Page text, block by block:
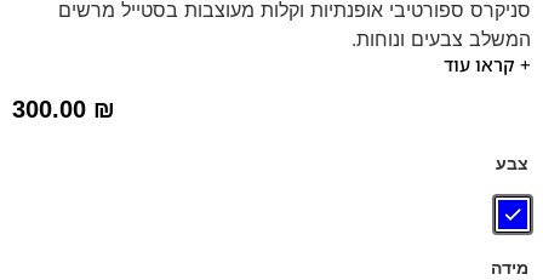
סניקרס ספורטיבי אופנתיות וקלות מעוצבות בסטייל מרשים
המשלב צבעים ונוחות.
הסניקרס משולב בסוליה קלה ומדרס נשלף.
+ קראו עוד
300.00 ₪
צבע
מידה